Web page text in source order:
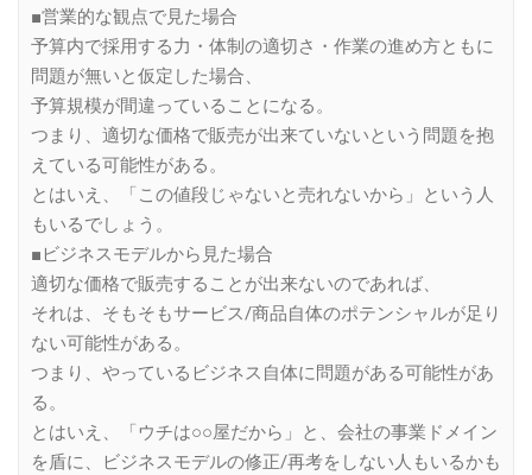
■営業的な観点で見た場合
予算内で採用する力・体制の適切さ・作業の進め方ともに
問題が無いと仮定した場合、
予算規模が間違っていることになる。
つまり、適切な価格で販売が出来ていないという問題を抱
えている可能性がある。
とはいえ、「この値段じゃないと売れないから」という人
もいるでしょう。
■ビジネスモデルから見た場合
適切な価格で販売することが出来ないのであれば、
それは、そもそもサービス/商品自体のポテンシャルが足り
ない可能性がある。
つまり、やっているビジネス自体に問題がある可能性があ
る。
とはいえ、「ウチは○○屋だから」と、会社の事業ドメイン
を盾に、ビジネスモデルの修正/再考をしない人もいるかも